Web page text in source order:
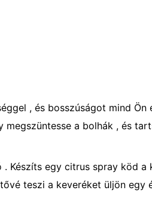
, és bosszúságot mind Ön
megszüntesse a bolhák , és
Készíts egy citrus spray köd a
teszi a keveréket üljön egy